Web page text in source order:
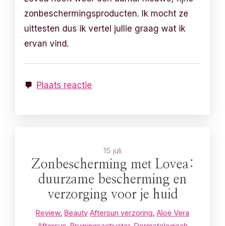
zonbeschermingsproducten. Ik mocht ze
uittesten dus ik vertel jullie graag wat ik
ervan vind.
Plaats reactie
15 juli
Zonbescherming met Lovea:
duurzame bescherming en
verzorging voor je huid
Review, Beauty Aftersun verzoring Aloë Vera